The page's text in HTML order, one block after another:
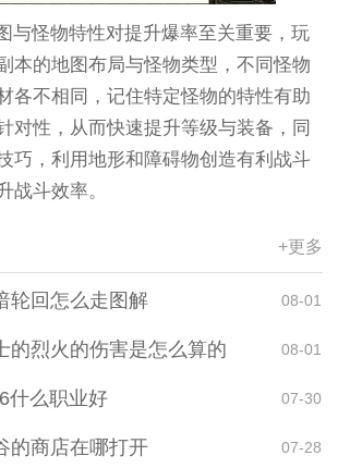
与怪物特性对提升爆率至关重要，玩
本的地图布局与怪物类型，不同怪物
各不相同，记住特定怪物的特性有助
对性，从而快速提升等级与装备，同
巧，利用地形和障碍物创造有利战斗
战斗效率。
+更多
轮回怎么走图解 08-01
的烈火的伤害是怎么算的 08-01
什么职业好 07-30
的商店在哪打开 07-28